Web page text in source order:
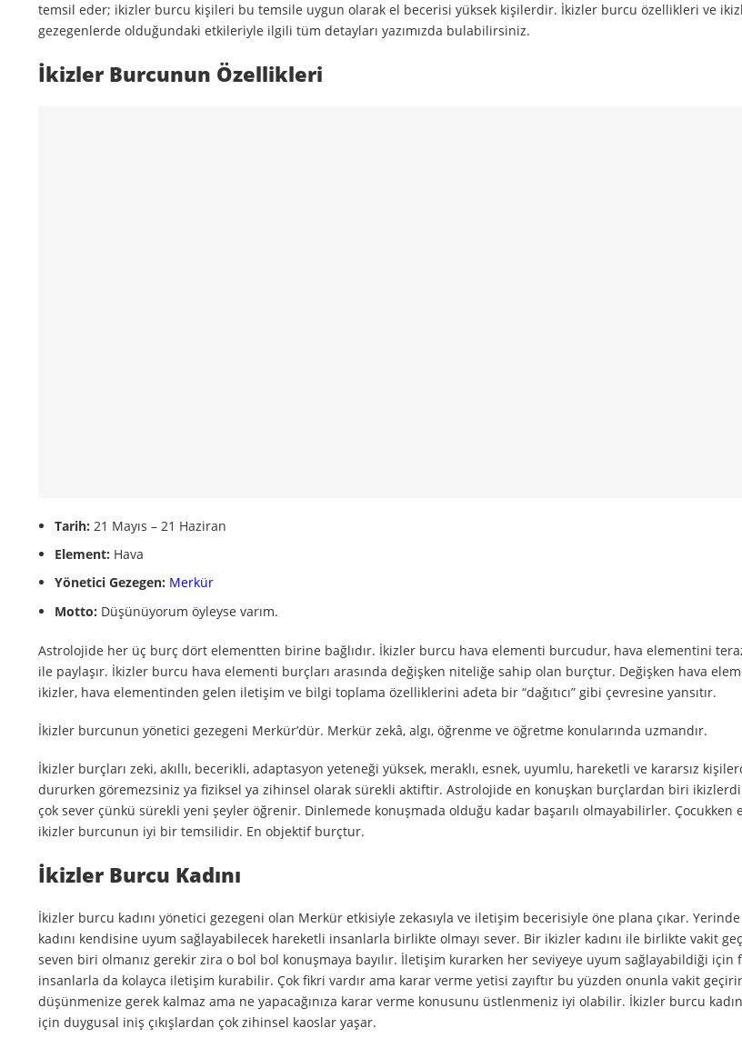
temsil eder; ikizler burcu kişileri bu temsile uygun olarak el becerisi yüksek kişilerdir. İkizler burcu özellikleri ve
gezegenlerde olduğundaki etkileriyle ilgili tüm detayları yazımızda bulabilirsiniz.
İkizler Burcunun Özellikleri
Tarih: 21 Mayıs – 21 Haziran
Element: Hava
Yönetici Gezegen: Merkür
Motto: Düşünüyorum öyleyse varım.
Astrolojide her üç burç dört elementten birine bağlıdır. İkizler burcu hava elementi burcudur, hava elementini
ile paylaşır. İkizler burcu hava elementi burçları arasında değişken niteliğe sahip olan burçtur. Değişken hava
ikizler, hava elementinden gelen iletişim ve bilgi toplama özelliklerini adeta bir “dağıtıcı” gibi çevresine yansıtır.
İkizler burcunun yönetici gezegeni Merkür’dür. Merkür zekâ, algı, öğrenme ve öğretme konularında uzmandır.
İkizler burçları zeki, akıllı, becerikli, adaptasyon yeteneği yüksek, meraklı, esnek, uyumlu, hareketli ve kararsız
dururken göremezsiniz ya fiziksel ya zihinsel olarak sürekli aktiftir. Astrolojide en konuşkan burçlardan biri
çok sever çünkü sürekli yeni şeyler öğrenir. Dinlemede konuşmada olduğu kadar başarılı olmayabilirler. Çocukken
ikizler burcunun iyi bir temsilidir. En objektif burçtur.
İkizler Burcu Kadını
İkizler burcu kadını yönetici gezegeni olan Merkür etkisiyle zekasıyla ve iletişim becerisiyle öne plana çıkar.
kadını kendisine uyum sağlayabilecek hareketli insanlarla birlikte olmayı sever. Bir ikizler kadını ile birlikte vakit
seven biri olmanız gerekir zira o bol bol konuşmaya bayılır. İletişim kurarken her seviyeye uyum sağlayabildiği için
insanlarla da kolayca iletişim kurabilir. Çok fikri vardır ama karar verme yetisi zayıftır bu yüzden onunla vakit
düşünmenize gerek kalmaz ama ne yapacağınıza karar verme konusunu üstlenmeniz iyi olabilir. İkizler burcu
için duygusal iniş çıkışlardan çok zihinsel kaoslar yaşar.